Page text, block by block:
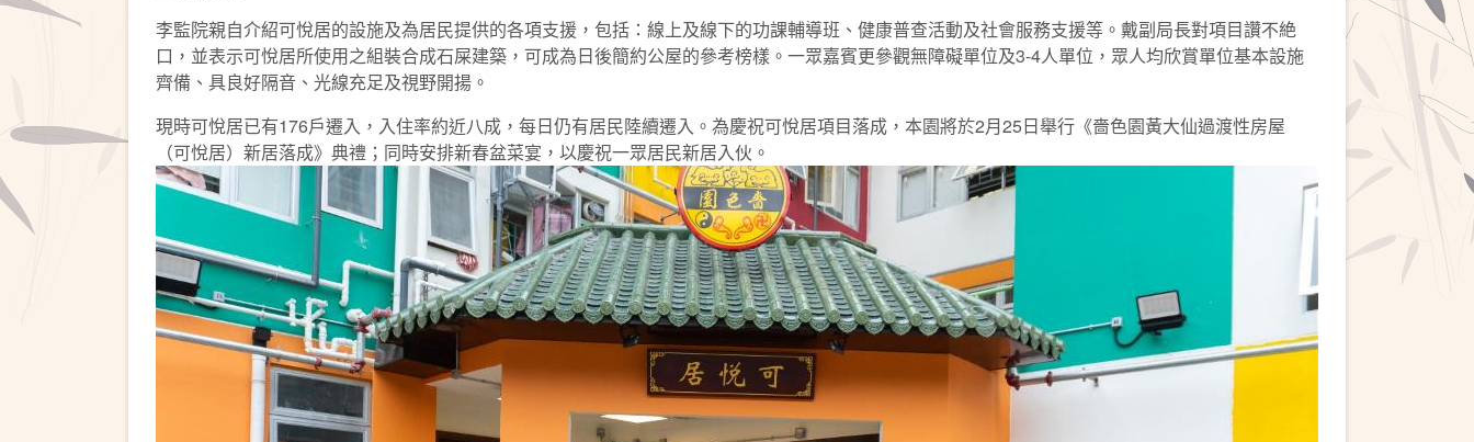
李監院親自介紹可悅居的設施及為居民提供的各項支援，包括：線上及線下的功課輔導班、健康普查活動及社會服務支援等。戴副局長對項目讚不絶
口，並表示可悅居所使用之組裝合成石屎建築，可成為日後簡約公屋的參考榜樣。一眾嘉賓更參觀無障礙單位及3-4人單位，眾人均欣賞單位基本設施
齊備、具良好隔音、光線充足及視野開揚。
現時可悅居已有176戶遷入，入住率約近八成，每日仍有居民陸續遷入。為慶祝可悅居項目落成，本園將於2月25日舉行《嗇色園黃大仙過渡性房屋
（可悅居）新居落成》典禮；同時安排新春盆菜宴，以慶祝一眾居民新居入伙。